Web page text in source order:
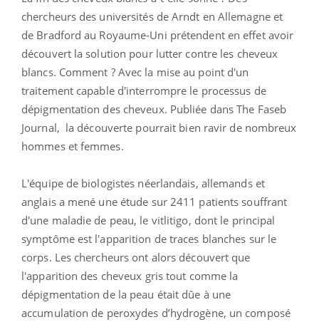
chercheurs des universités de Arndt en Allemagne et
de Bradford au Royaume-Uni prétendent en effet avoir
découvert la solution pour lutter contre les cheveux
blancs. Comment ? Avec la mise au point d'un
traitement capable d'interrompre le processus de
dépigmentation des cheveux. Publiée dans The Faseb
Journal, la découverte pourrait bien ravir de nombreux
hommes et femmes.
L'équipe de biologistes néerlandais, allemands et
anglais a mené une étude sur 2411 patients souffrant
d'une maladie de peau, le vitlitigo, dont le principal
symptôme est l'apparition de traces blanches sur le
corps. Les chercheurs ont alors découvert que
l'apparition des cheveux gris tout comme la
dépigmentation de la peau était dûe à une
accumulation de peroxydes d’hydrogène, un composé